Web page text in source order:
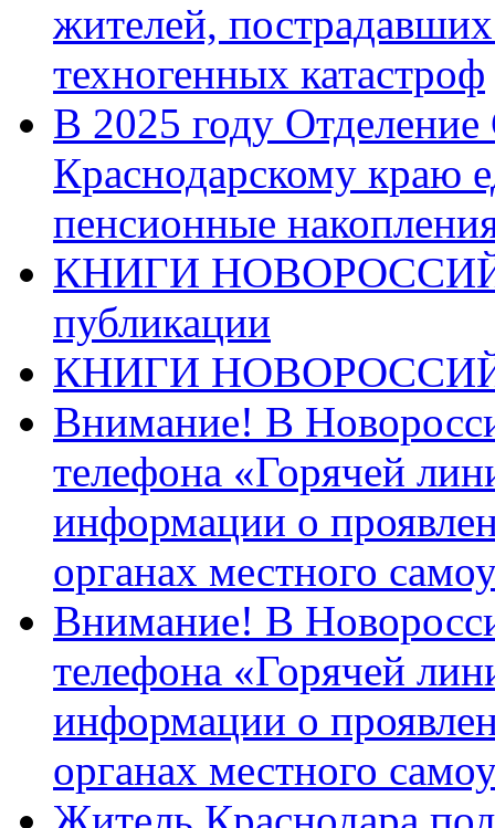
жителей,
техногенных катастроф
В 2025 году
Краснодарскому краю
пенсионные
КНИГИ
публикации
КНИГИ
Внимание! В
телефона «Горячей
информации о
органах местного
Внимание! В
телефона «Горячей
информации о
органах местного